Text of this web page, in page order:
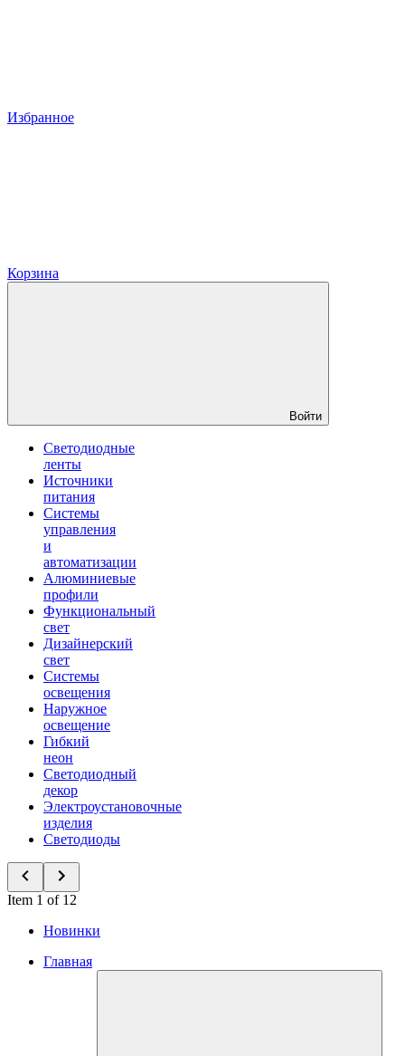
Избранное
Корзина
Войти
Светодиодные
ленты
Источники
питания
Системы
управления
и
автоматизации
Алюминиевые
профили
Функциональный
свет
Дизайнерский
свет
Системы
освещения
Наружное
освещение
Гибкий
неон
Светодиодный
декор
Электроустановочные
изделия
Светодиоды
Item 1 of 12
Новинки
Главная